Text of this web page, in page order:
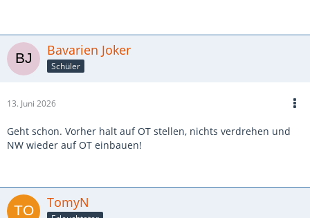
Bavarien Joker
Schüler
13. Juni 2026
Geht schon. Vorher halt auf OT stellen, nichts verdrehen und
NW wieder auf OT einbauen!
TomyN